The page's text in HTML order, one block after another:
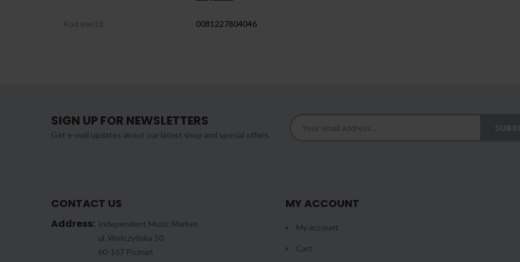
Kod ean13: 0081227804046
SIGN UP FOR NEWSLETTERS
Get e-mail updates about our latest shop and special offers.
CONTACT US
Address: Independent Music Market
ul. Wołczyńska 50
60-167 Poznań
MY ACCOUNT
My account
Cart